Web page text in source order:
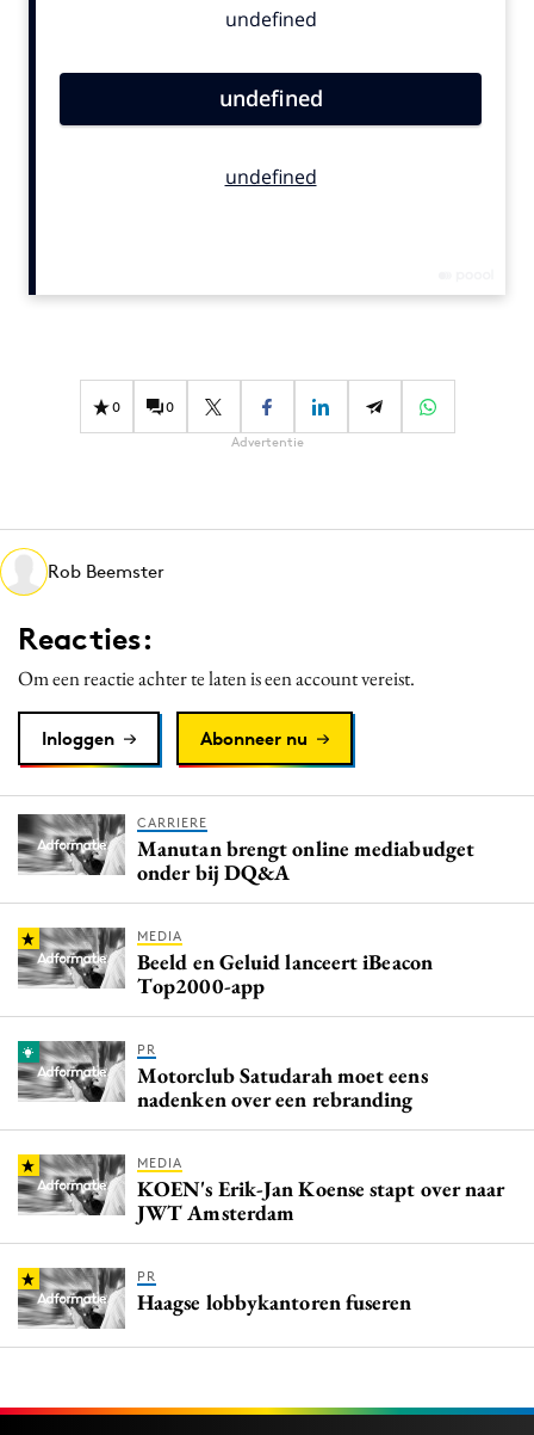
Contentmarketing
Effectiviteit
Gedragsverandering
Martech
Media
Merkstrategie
PR
Programmatic
Reputatie & crisis
0 0
Advertentie
Rob Beemster
Reacties:
Om een reactie achter te laten is een account vereist.
Inloggen Abonneer nu
CARRIERE
Manutan brengt online mediabudget
onder bij DQ&A
MEDIA
Beeld en Geluid lanceert iBeacon
Top2000-app
PR
Motorclub Satudarah moet eens
nadenken over een rebranding
MEDIA
KOEN's Erik-Jan Koense stapt over naar
JWT Amsterdam
PR
Haagse lobbykantoren fuseren